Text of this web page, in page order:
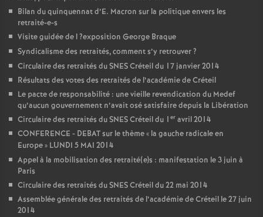
Bilan du quinquennat d’E. Macron sur la politique envers les
retraité-e-s
Visite guidée de l?exposition George Braque
Syndicalisme des retraités, comment s’y retrouver?
Circulaire des retraités duSNESCréteil du 17 janvier 2014
Résultats des votes des retraités de l’académie de Créteil
Le pacte de responsabilité : une vieille revendication du Medef
qu’aucun gouvernement n’avait osé satisfaire depuis la Libération
Circulaire des retraités duSNESCréteil du 1 er avril 2014
CONFERENCE - DEBATsur le thème « la gauche radicale en
Europe» LUNDI 5 MAI 2014
Appel à la mobilisation des retraité(e)s : manifestation le 3 juin à
Paris
Circulaire des retraités duSNESCréteil du 22 mai 2014
Assemblée générale des retraités de l’académie de Créteil le 27 juin
2014